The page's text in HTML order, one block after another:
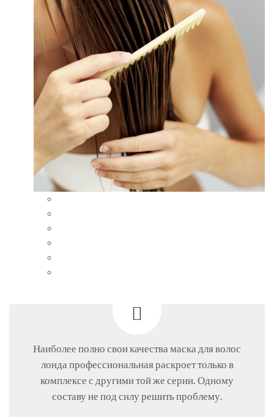
Наиболее полно свои качества маска для волос
лонда профессиональная раскроет только в
комплексе с другими той же серии. Одному
составу не под силу решить проблему.